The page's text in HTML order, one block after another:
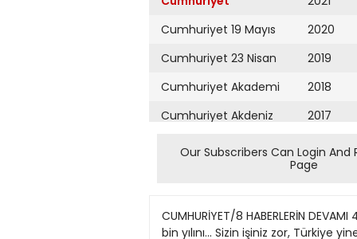
Cumhuriyet 19 Mayıs
Cumhuriyet 23 Nisan
Cumhuriyet Akademi
Cumhuriyet Akdeniz
Cumhuriyet Alışveriş
Cumhuriyet Ankara
2020
2019
2018
2017
2016
2015
2013
Our Subscribers Can Login And
Page
CUMHURİYET/8 HABERLERİN DEVAMI 4 KASIM 1986 (Baştarafı 1. Savfada) öiuyorum.. Sana hep iki bin yılına derdlm ya; göremeyeceğim iki bin yılını... Sizin işiniz zor, Türkiye yine bir çıkmeza giriyor... 12 Mart döneminden sonra CHP iktidara geJmiş; Ecevrt de Başbakan olmuştu. Avcıoğlu, CHP'ye o günlerde "umut otobüsü" adını takmıştı. Ağzıma fermuar takıp bekleyeceğim.. iki bin yriında fermuan çözeceğtm. O zaman konuşacağım. O zamana kadar, tfc» demokrasT göreceksin, yine başını duvara vuracak. Birçok arkBtdaşımtz "umut otobüsu"ne bindi. Sakın ha, sen binPeki 12 Mart döneminden sonra Avcıoğlu hangi görüşü savunuyordu? Avcıoğlu, "Dwrim ve Demokrasi Üzerine" adlı kitabında bu düşüncelerini şöyle özetlıyordu: Bir nokta kesindir: SMIasker her çeşit cuntacıhk ya da bir zamanlann moda deyişi ile "tepeden inmedlik" çözüm değüdir. Halk kasimlerinin örgutiü gucune dayanmadan devrimd ahlımlar başanlamaz.. Oysa bu güçler örgütsüzdür.. Avcıoğlu, 1980 yilının başında kaleme aldığı bir yazısında, Türkiye'nin 'NeoKotoniyal" bir sistem içine sokulduğunu, bu sistemin Türkiye'yi totaliter sağ bir yönetime surükleyecegini yazıyor ve şu endişesini dile getiriyordu: Yarti ve yabancı büyük sermaye diktasına dayalı bu "ihracata yönelik açık pazar ekonomisTnin siyasal sistemi, örtulü ya da açık faşizmdir. Dış politikada bedeli Batmın petrol bekçMğkik.. (...) Sınıfsal açıdan, örtulü ya da örtusuz MCIer faşiznwteşneengenasınıflamtttMdammiktk1andırveekDnomik planda Sevr demektir.. Avcıoğlu için devrimcilikte ilk kural "bağımsızlık"l\. Ataturk'ün "tam bağımsızJık" ilkesine sımsıkı bağlrydı. O'nun için "ithalmalı devrimcilik" olmazdı. İnsanlık ve uygarlık tarihinin mirasçısı olduğu bCrtün deneyterden yararianılacak; ancak, "Turkiye'ye özgü devrim yolu" Türk aydını ve örgütlü halk gucu ile bulunacaktı. En önemli sorun, bağımazlıktı.. Avcıoğlu'na göre dış borç kapanı ve bu borcun dış politikaya getirdiği ipotekterte Türkiye "ekonomik Sevr" çıkmazına sürüklenmisti.. Ikinci sorun, kendi deyişi ile tanımlarsak, "işçi sınrfının ekonomik ve pol'ıfflr mucadelesinin örgütfu ve bilinçli tek bir butune dönüşturulmesi çabalannm yoğunlaştınlması"yö\. Bu alanda "düş dunyası" içinde oiuşan soyut kuramlar, insanları yanlışlara suruklerdi. Devrimin ancak ve ancak "işçisınıfı ideolojisi ile donannvş işçi stnıfı partisiyie gerçekleştimeceği" görüşü, Avcnğlu'na göre "koiay ve rahatlatıcı" bir görüştü, ancak gercekçi değildi. örgOtsüzluk ve potitizasyon ya da büinçienme eksikliği, Turkiyetde devrimd atlımiann önune dfküen, aşıtması güç bir engetdir. Sendikalar da partHere